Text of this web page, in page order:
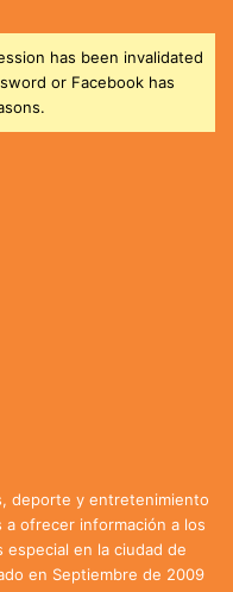
has been invalidated
or Facebook has
deporte y entretenimiento
a ofrecer información a los
en la ciudad de
en Septiembre de 2009